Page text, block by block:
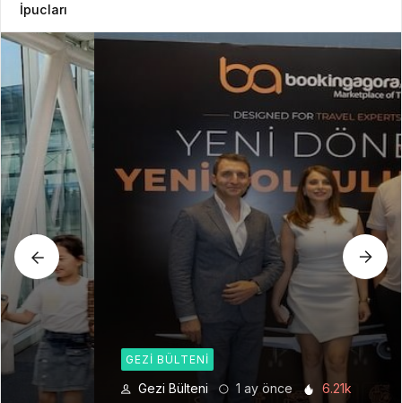
İpucları
GEZI BÜLTENI
Gezi Bülteni 1 ay önce 6.21k